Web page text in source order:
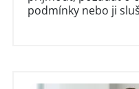
podmínky nebo ji